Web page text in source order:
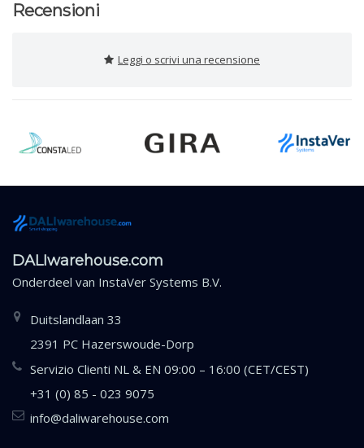
Recensioni
Leggi o scrivi una recensione
DALIwarehouse.com
Onderdeel van InstaVer Systems B.V.
Duitslandlaan 33
2391 PC Hazerswoude-Dorp
Servizio Clienti NL & EN 09:00 – 16:00 (CET/CEST)
+31 (0) 85 - 023 9075
info@daliwarehouse.com